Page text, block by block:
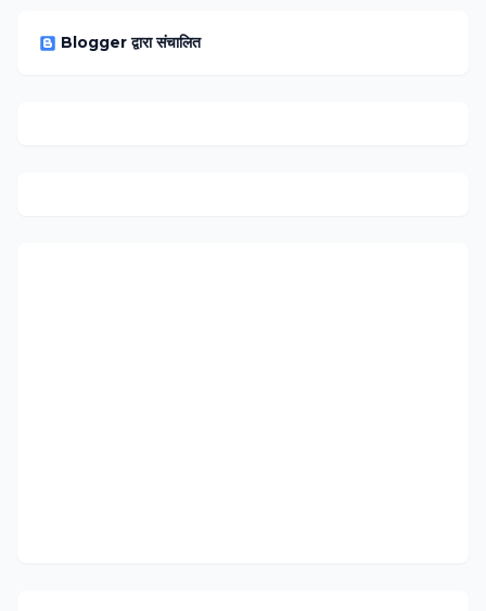
Blogger द्वारा संचालित